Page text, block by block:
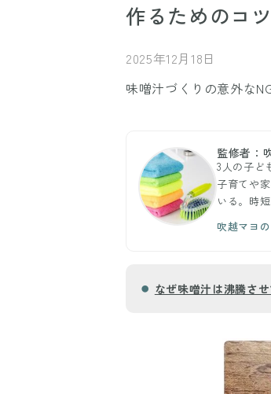
作るためのコツ
2025年12月18日
味噌汁づくりの意外な
監修者：
3人の子ど
子育てや
いる。時
吹越マヨ
なぜ味噌汁は沸騰さ